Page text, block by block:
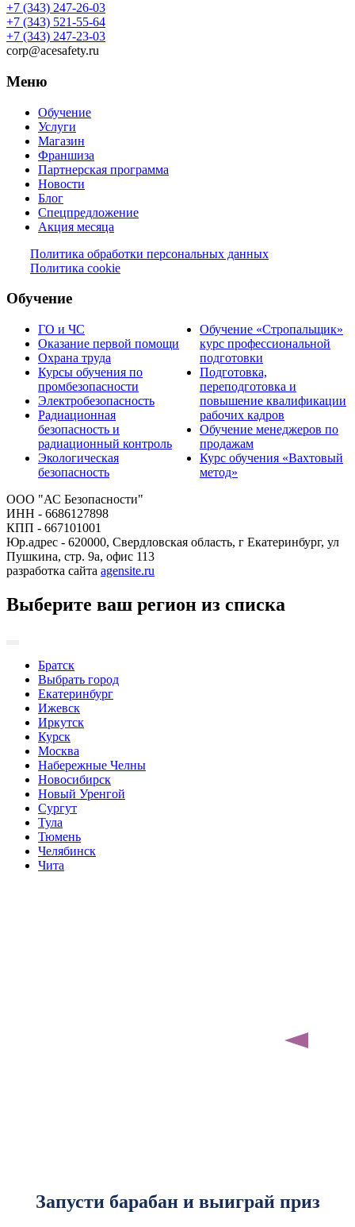
+7 (343) 247-26-03
+7 (343) 521-55-64
+7 (343) 247-23-03
corp@acesafety.ru
Меню
Обучение
Услуги
Магазин
Франшиза
Партнерская программа
Новости
Блог
Спецпредложение
Акция месяца
Политика обработки персональных данных
Политика cookie
Обучение
ГО и ЧС
Оказание первой помощи
Охрана труда
Курсы обучения по
промбезопасности
Электробезопасность
Радиационная
безопасность и
радиационный контроль
Экологическая
безопасность
Обучение «Стропальщик»
курс профессиональной
подготовки
Подготовка,
переподготовка и
повышение квалификации
рабочих кадров
Обучение менеджеров по
продажам
Курс обучения «Вахтовый
метод»
ООО "АС Безопасности"
ИНН - 6686127898
КПП - 667101001
Юр.адрес - 620000, Свердловская область, г Екатеринбург, ул
Пушкина, стр. 9а, офис 113
разработка сайта agensite.ru
Выберите ваш регион из списка
Братск
Выбрать город
Екатеринбург
Ижевск
Иркутск
Курск
Москва
Набережные Челны
Новосибирск
Новый Уренгой
Сургут
Тула
Тюмень
Челябинск
Чита
Запусти барабан и выиграй приз